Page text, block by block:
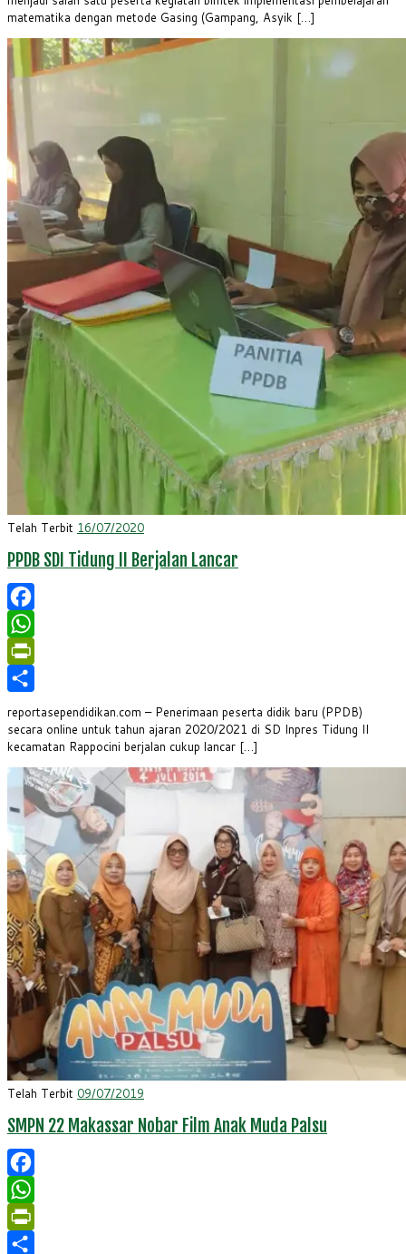
matematika dengan metode Gasing (Gampang, Asyik […]
Telah Terbit 16/07/2020
PPDB SDI Tidung II Berjalan Lancar
Facebook
WhatsApp
PrintFriendly
Share
reportasependidikan.com – Penerimaan peserta didik baru (PPDB)
secara online untuk tahun ajaran 2020/2021 di SD Inpres Tidung II
kecamatan Rappocini berjalan cukup lancar […]
Telah Terbit 09/07/2019
SMPN 22 Makassar Nobar Film Anak Muda Palsu
Facebook
WhatsApp
PrintFriendly